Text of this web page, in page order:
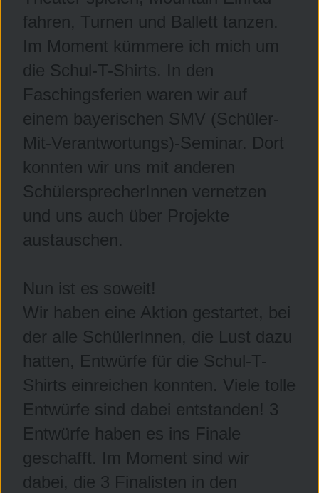
fahren, Turnen und Ballett tanzen.
Im Moment kümmere ich mich um
die Schul-T-Shirts. In den
Faschingsferien waren wir auf
einem bayerischen SMV (Schüler-
Mit-Verantwortungs)-Seminar. Dort
konnten wir uns mit anderen
SchülersprecherInnen vernetzen
und uns auch über Projekte
austauschen.
Nun ist es soweit!
Wir haben eine Aktion gestartet, bei
der alle SchülerInnen, die Lust dazu
hatten, Entwürfe für die Schul-T-
Shirts einreichen konnten. Viele tolle
Entwürfe sind dabei entstanden! 3
Entwürfe haben es ins Finale
geschafft. Im Moment sind wir
dabei, die 3 Finalisten in den